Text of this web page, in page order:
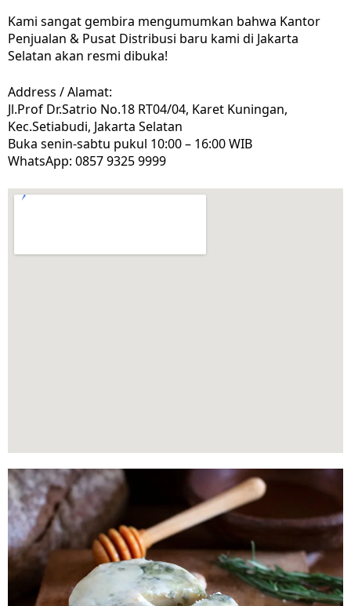
Kami sangat gembira mengumumkan bahwa Kantor
Penjualan & Pusat Distribusi baru kami di Jakarta
Selatan akan resmi dibuka!
Address / Alamat:
Jl.Prof Dr.Satrio No.18 RT04/04, Karet Kuningan,
Kec.Setiabudi, Jakarta Selatan
Buka senin-sabtu pukul 10:00 – 16:00 WIB
WhatsApp: 0857 9325 9999